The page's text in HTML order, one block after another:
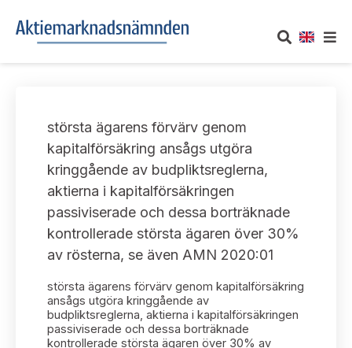
Om oss
Vårt uppdrag
Informationsgivning
Arbetssätt och jävsfrågor
Stadgar
Arbetsordning
UTTALANDEN
Om nämndens uttalanden
Framställningar och konsultation
Uttalanden sorterade efter publiceringsdatum
Samtliga uttalanden sorterade årsvis
Uttalanden sorterade ämnesvis
TAKEOVER-REGLER
Takeover-regler för reglerade marknader och vissa
handelsplattformar
AKTUELLT
Prenumerera
KONTAKT
Kontakt angående ansökningar och uttalanden
största ägarens förvärv genom
kapitalförsäkring ansågs utgöra
kringgående av budpliktsreglerna,
aktierna i kapitalförsäkringen
passiviserade och dessa borträknade
kontrollerade största ägaren över 30%
av rösterna, se även AMN 2020:01
största ägarens förvärv genom kapitalförsäkring
ansågs utgöra kringgående av
budpliktsreglerna, aktierna i kapitalförsäkringen
passiviserade och dessa borträknade
kontrollerade största ägaren över 30% av